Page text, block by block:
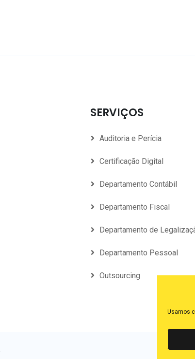
Usamos
SERVIÇOS
Auditoria e Perícia
Certificação Digital
Departamento Contábil
Departamento Fiscal
Departamento de
Departamento Pessoal
Outsourcing